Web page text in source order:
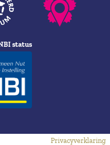
status
Privacyverklaring